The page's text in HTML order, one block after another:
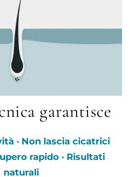
garantisce
· Non lascia cicatrici
rapido · Risultati
naturali